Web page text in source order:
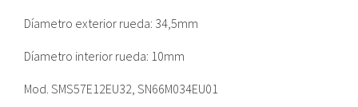
Díametro exterior rueda: 34,5mm
Díametro interior rueda: 10mm
Mod. SMS57E12EU32, SN66M034EU01